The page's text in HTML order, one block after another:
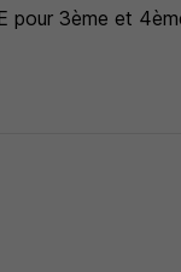
pour 3ème et